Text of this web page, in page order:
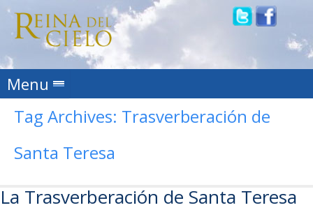
Menu Skip to content
Tag Archives: Trasverberación de
Santa Teresa
La Trasverberación de Santa Teresa